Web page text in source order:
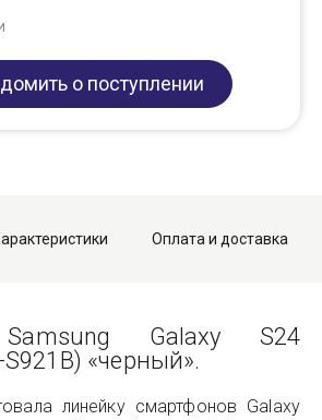
о поступлении
Оплата и доставка
Galaxy S24
«черный».
линейку смартфонов Galaxy